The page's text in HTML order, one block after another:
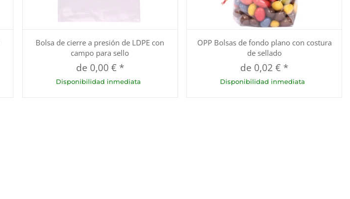
Bolsa de cierre a presión de LDPE con
campo para sello
de 0,00 € *
Disponibilidad inmediata
OPP Bolsas de fondo plano con costura
de sellado
de 0,02 € *
Disponibilidad inmediata